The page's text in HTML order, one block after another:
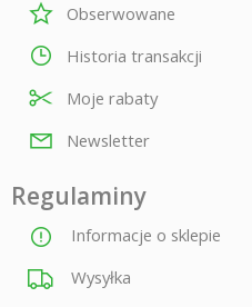
Obserwowane
Historia transakcji
Moje rabaty
Newsletter
Regulaminy
Informacje o sklepie
Wysyłka